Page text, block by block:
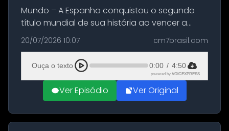
Mundo – A Espanha conquistou o segundo
título mundial de sua história ao vencer a
Argentina por 1 a 0, neste domingo (19), na
decisão da Copa do Mundo de 2026. Depois
de um duelo sem gols durante o te...
20/07/2026 10:07 cm7brasil.com
Ouça o texto 0:00 / 4:50
powered by VOICEXPRESS
Ver Episódio Ver Original